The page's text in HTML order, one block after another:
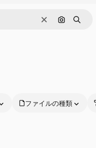
消去 画像で検索
検索
ファイルの種類